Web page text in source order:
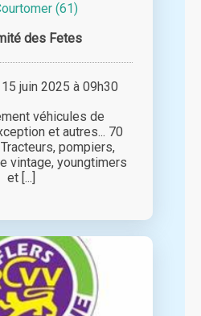
(61)
des Fetes
juin 2025 à 09h30
véhicules de
et autres... 70
pompiers,
vintage, youngtimers
et [...]